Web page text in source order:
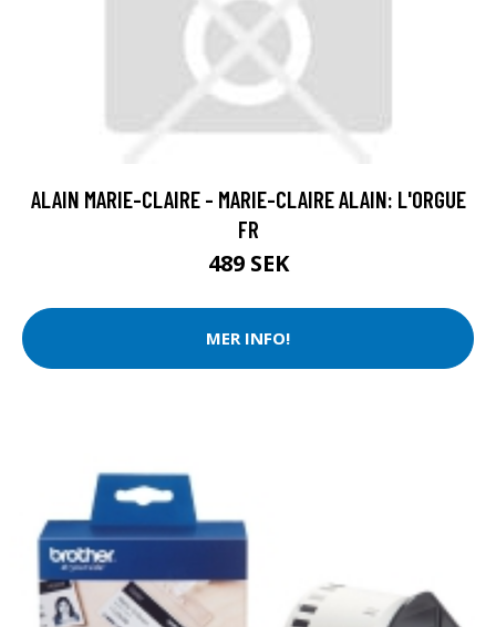
ALAIN MARIE-CLAIRE - MARIE-CLAIRE ALAIN: L'ORGUE
FR
489 SEK
MER INFO!